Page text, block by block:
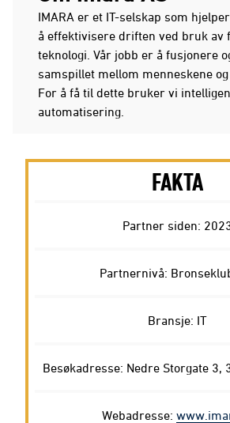
IMARA er et IT-selskap som
å effektivisere driften ved bruk
teknologi. Vår jobb er å fusjonere
samspillet mellom menneskene og
For å få til dette bruker vi
automatisering.
FAKTA
Partner siden:
Partnernivå:
Bransje: IT
Besøkadresse: Nedre Storgate 3,
Webadresse: